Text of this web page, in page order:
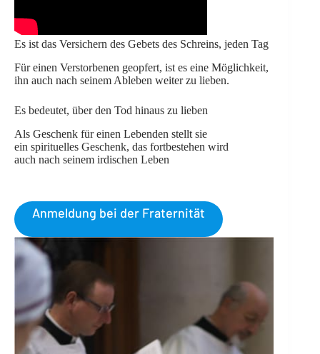
Es ist das Versichern des Gebets des Schreins, jeden Tag
Für einen Verstorbenen geopfert, ist es eine Möglichkeit,
ihn auch nach seinem Ableben weiter zu lieben.
Es bedeutet, über den Tod hinaus zu lieben
Als Geschenk für einen Lebenden stellt sie
ein spirituelles Geschenk, das fortbestehen wird
auch nach seinem irdischen Leben
Anmeldung bei der Fraternität